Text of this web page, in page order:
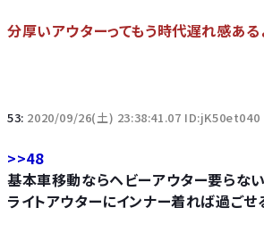
分厚いアウターってもう時代遅れ感ある
53: 2020/09/26(土) 23:38:41.07 ID:jK50et040
>>48
基本車移動ならヘビーアウター要らな
ライトアウターにインナー着れば過ごせ